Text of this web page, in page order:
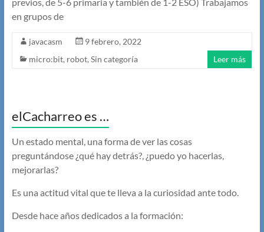
previos, de 5-6 primaria y también de 1-2 ESO) Trabajamos
en grupos de
javacasm
9 febrero, 2022
micro:bit, robot, Sin categoría Leer más
elCacharreo es …
Un estado mental, una forma de ver las cosas
preguntándose ¿qué hay detrás?, ¿puedo yo hacerlas,
mejorarlas?
Es una actitud vital que te lleva a la curiosidad ante todo.
Desde hace años dedicados a la formación: